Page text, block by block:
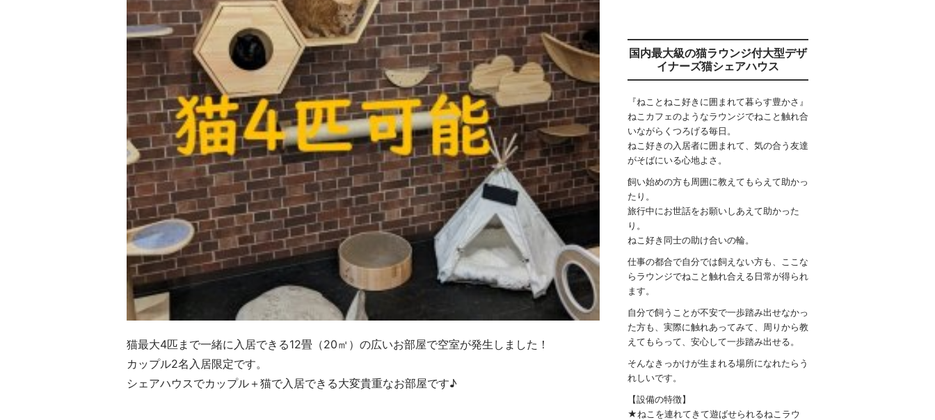
猫最大4匹まで一緒に入居できる12畳（20㎡）の広いお部屋で空室が発生しました！
カップル2名入居限定です。
シェアハウスでカップル＋猫で入居できる大変貴重なお部屋です♪
国内最大級の猫ラウンジ付大型デザ
イナーズ猫シェアハウス
『ねことねこ好きに囲まれて暮らす豊かさ』
ねこカフェのようなラウンジでねこと触れ合
いながらくつろげる毎日。
ねこ好きの入居者に囲まれて、気の合う友達
がそばにいる心地よさ。
飼い始めの方も周囲に教えてもらえて助かっ
たり。
旅行中にお世話をお願いしあえて助かった
り。
ねこ好き同士の助け合いの輪。
仕事の都合で自分では飼えない方も、ここな
らラウンジでねこと触れ合える日常が得られ
ます。
自分で飼うことが不安で一歩踏み出せなかっ
た方も、実際に触れあってみて、周りから教
えてもらって、安心して一歩踏み出せる。
そんなきっかけが生まれる場所になれたらう
れしいです。
【設備の特徴】
★ねこを連れてきて遊ばせられるねこラウ